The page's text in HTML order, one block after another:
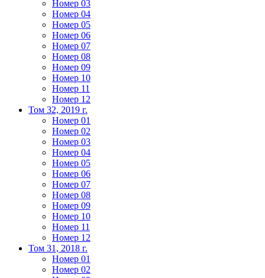
Номер 03
Номер 04
Номер 05
Номер 06
Номер 07
Номер 08
Номер 09
Номер 10
Номер 11
Номер 12
Том 32, 2019 г.
Номер 01
Номер 02
Номер 03
Номер 04
Номер 05
Номер 06
Номер 07
Номер 08
Номер 09
Номер 10
Номер 11
Номер 12
Том 31, 2018 г.
Номер 01
Номер 02